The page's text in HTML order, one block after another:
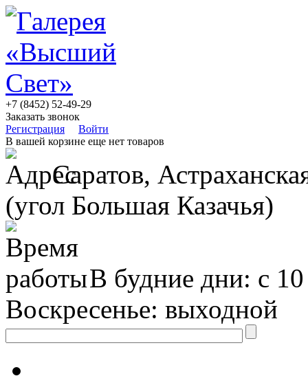
+7 (8452) 52-49-29
Заказать звонок
Регистрация
Войти
В вашей корзине еще нет товаров
Саратов,
(угол Большая Казачья)
В будние дни: с
Воскресенье: выходной